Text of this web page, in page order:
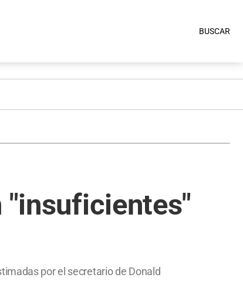
BUSCAR
"insuficientes"
por el secretario de Donald